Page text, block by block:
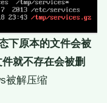
下原本的文件会被
就不存在会被删
被解压缩